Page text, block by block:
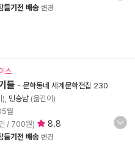
들기전 배송 변경
스
들 - 문학동네 세계문학전집 230
민승남 (옮긴이)
월
/ 700원) 8.8
들기전 배송 변경